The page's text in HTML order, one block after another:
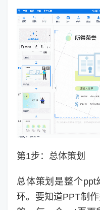
第1步：总体策划
总体策划是整个ppt
环。要知道PPT制